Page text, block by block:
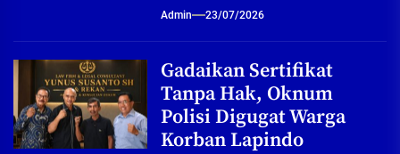
Admin 23/07/2026
Gadaikan Sertifikat
Tanpa Hak, Oknum
Polisi Digugat Warga
Korban Lapindo